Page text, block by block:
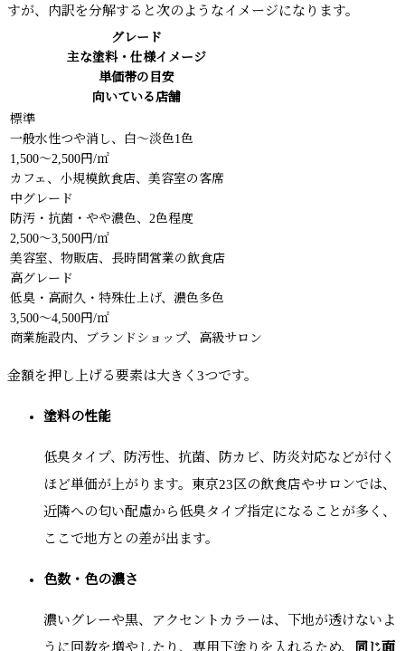
すが、内訳を分解すると次のようなイメージになります。
グレード
主な塗料・仕様イメージ
単価帯の目安
向いている店舗
標準
一般水性つや消し、白〜淡色1色
1,500〜2,500円/㎡
カフェ、小規模飲食店、美容室の客席
中グレード
防汚・抗菌・やや濃色、2色程度
2,500〜3,500円/㎡
美容室、物販店、長時間営業の飲食店
高グレード
低臭・高耐久・特殊仕上げ、濃色多色
3,500〜4,500円/㎡
商業施設内、ブランドショップ、高級サロン
金額を押し上げる要素は大きく3つです。
塗料の性能
低臭タイプ、防汚性、抗菌、防カビ、防炎対応などが付く
ほど単価が上がります。東京23区の飲食店やサロンでは、
近隣への匂い配慮から低臭タイプ指定になることが多く、
ここで地方との差が出ます。
色数・色の濃さ
濃いグレーや黒、アクセントカラーは、下地が透けないよ
うに回数を増やしたり、専用下塗りを入れるため、
同じ面